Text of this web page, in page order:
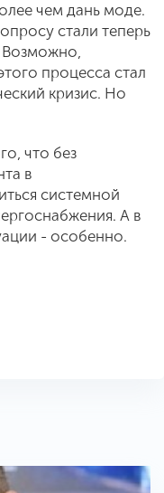
чем дань моде.
стали теперь
Возможно,
процесса стал
кризис. Но
что без
в
системной
А в
- особенно.